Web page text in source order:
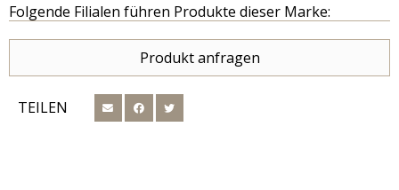
Folgende Filialen führen Produkte dieser Marke:
Produkt anfragen
TEILEN